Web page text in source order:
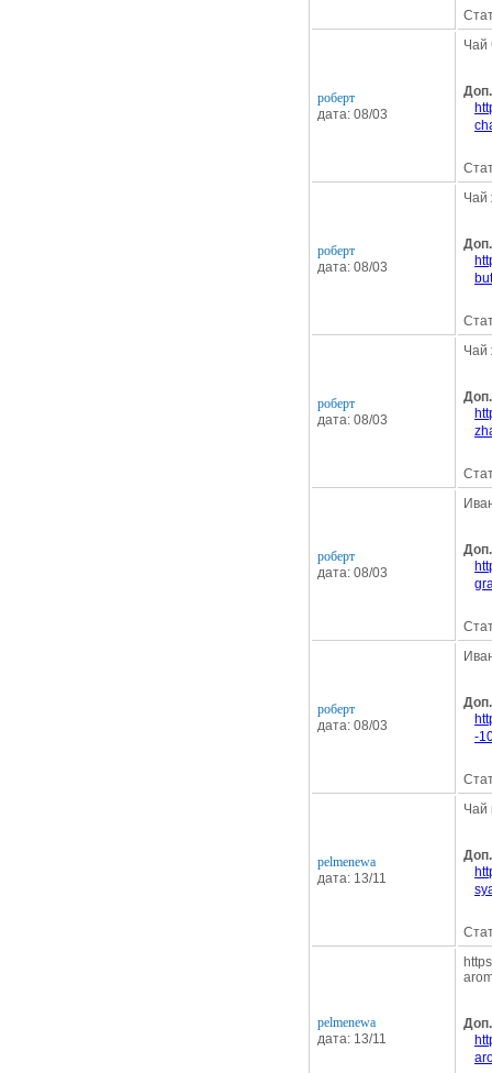
роберт
дата: 08/03
Чай
роберт
дата: 08/03
Чай
роберт
дата: 08/03
Чай
роберт
дата: 08/03
роберт
дата: 08/03
-
pelmenewa
дата: 13/11
Чай
pelmenewa
дата: 13/11